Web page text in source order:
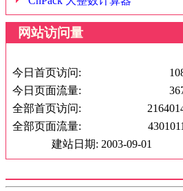
网站访问量
今日首页访问:
今日页面流量:
全部首页访问:
全部页面流量:
建站日期: 2003-09-01